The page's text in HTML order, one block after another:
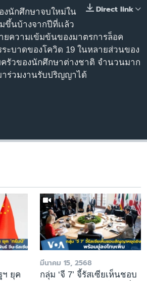
Direct link
นักศึกษาจบใหม่ใน
ขึ้นบ้างจากปีที่เเล้ว
ยความเข้มข้นของมาตรการล็อค
ระบาดของโควิด 19 ในหลายส่วนของ
ครัวของนักศึกษาต่างชาติ จำนวนมาก
าร่วมงานรับปริญญาได้
ฯ ยุค
มีนาคม 15, 2568
กลุ่ม ‘จี 7’ จี้รัสเซียเห็นชอบ